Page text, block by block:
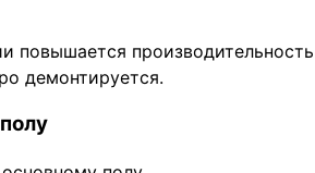
повышается
демонтируется.